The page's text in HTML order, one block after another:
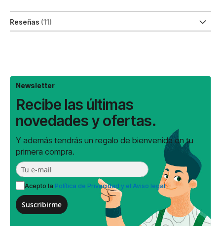
Reseñas 11
Newsletter
Recibe las últimas
novedades y ofertas.
Y además tendrás un regalo de bienvenida en tu
primera compra.
Acepto la Política de Privacidad y el Aviso legal
Suscribirme